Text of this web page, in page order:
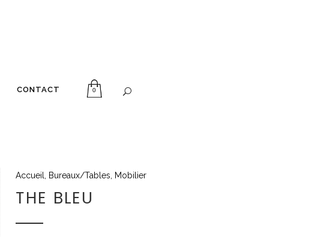
CONTACT 0
Accueil Bureaux/Tables Mobilier
THE BLEU